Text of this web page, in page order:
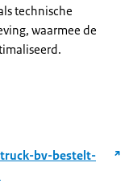
technische
waarmee de
bv-bestelt-